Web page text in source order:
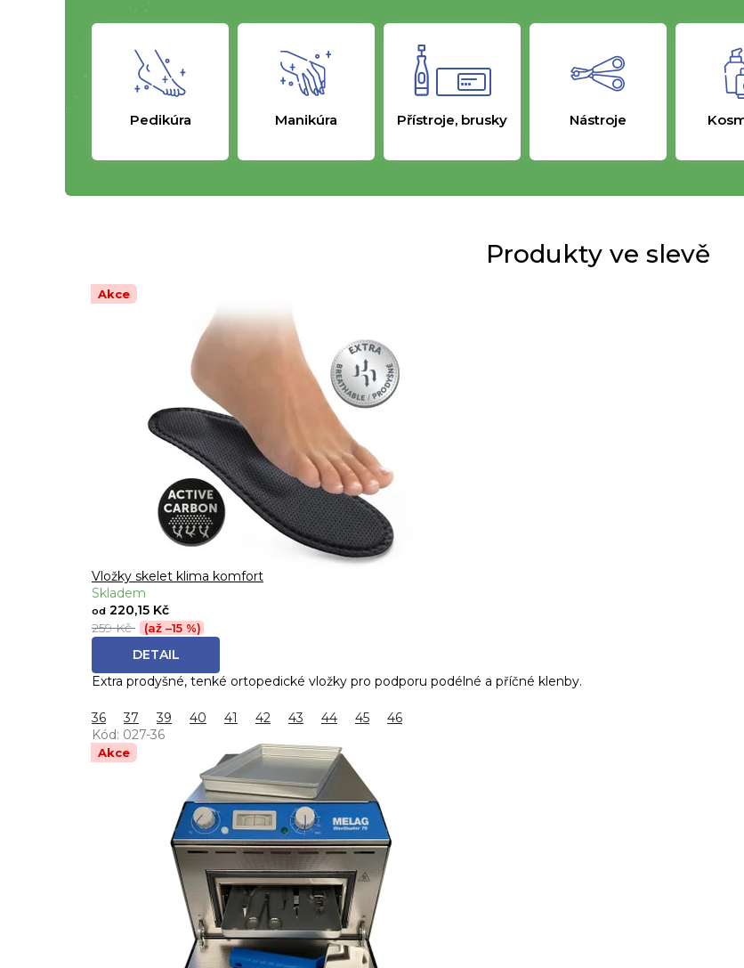
Pedikúra Manikúra Přístroje, brusky Nástroje
Produkty ve slevě
Akce
Vložky skelet klima komfort
Skladem
od 220,15 Kč
259 Kč
(až –15 %)
DETAIL
Extra prodyšné, tenké ortopedické vložky pro podporu podélné a příčné klenby.
36 37 39 40 41 42 43 44 45
46
Kód: 027-36
Akce